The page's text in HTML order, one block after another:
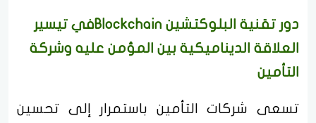
دور تقنية البلوكتشين Blockchainفي تيسير
العلاقة الديناميكية بين المؤمن عليه وشركة
التأمين
تسعى شركات التأمين باستمرار إلى تحسين